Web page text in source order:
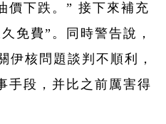
價下跌。” 接下來補充
免費”。同時警告說，
伊核問題談判不順利，
手段，并比之前厲害得